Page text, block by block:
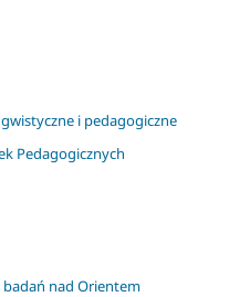
i pedagogiczne
Pedagogicznych
nad Orientem